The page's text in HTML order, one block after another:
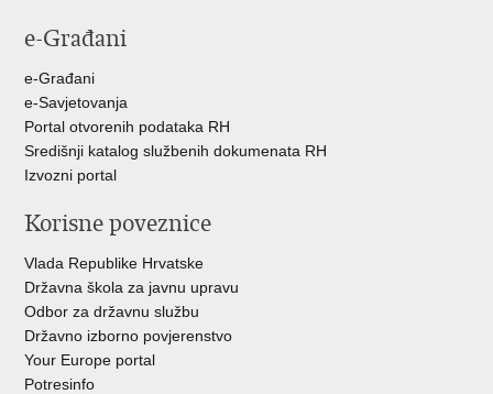
e-Građani
e-Građani
e-Savjetovanja
Portal otvorenih podataka RH
Središnji katalog službenih dokumenata RH
Izvozni portal
Korisne poveznice
Vlada Republike Hrvatske
Državna škola za javnu upravu
Odbor za državnu službu
Državno izborno povjerenstvo
Your Europe portal
Potresinfo